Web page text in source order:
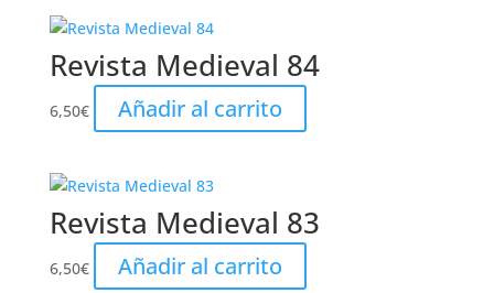
Revista Medieval 84
6,50€ Añadir al carrito
Revista Medieval 83
6,50€ Añadir al carrito